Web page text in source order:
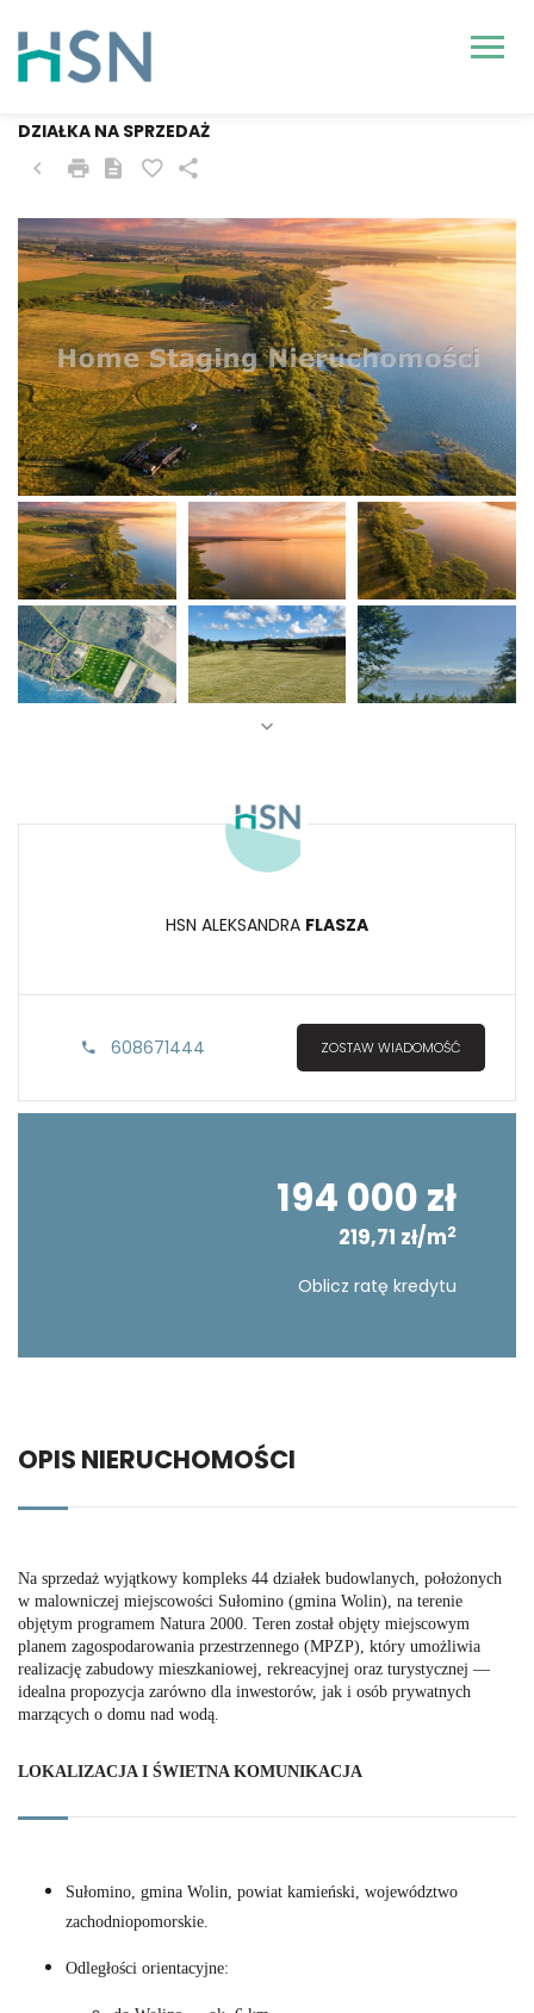
SUŁOMINO, KAMIEŃSKI
DZIAŁKA NA SPRZEDAŻ
HSN ALEKSANDRA FLASZA
608671444 ZOSTAW WIADOMOŚĆ
194 000 zł
219,71 zł/m2
Oblicz ratę kredytu
OPIS NIERUCHOMOŚCI
Na sprzedaż wyjątkowy kompleks 44 działek budowlanych, położonych
w malowniczej miejscowości Sułomino (gmina Wolin), na terenie
objętym programem Natura 2000. Teren został objęty miejscowym
planem zagospodarowania przestrzennego (MPZP), który umożliwia
realizację zabudowy mieszkaniowej, rekreacyjnej oraz turystycznej —
idealna propozycja zarówno dla inwestorów, jak i osób prywatnych
marzących o domu nad wodą.
LOKALIZACJA I ŚWIETNA KOMUNIKACJA
Sułomino, gmina Wolin, powiat kamieński, województwo
zachodniopomorskie.
Odległości orientacyjne: